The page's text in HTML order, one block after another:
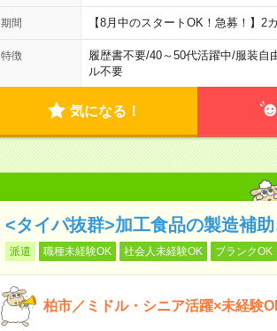
期間 【8月中のスタートOK！急募！】
特徴 履歴書不要/40～50代活躍中/服装自
ル不要
気になる！
<タイパ抜群>加工食品の製造補
派遣 職種未経験OK 社会人未経験OK ブランクOK
柏市／ミドル・シニア活躍×未経験